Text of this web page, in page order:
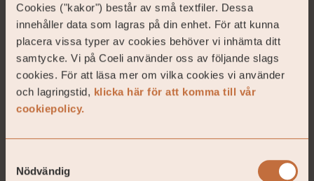
Cookies ("kakor") består av små textfiler. Dessa
innehåller data som lagras på din enhet. För att kunna
placera vissa typer av cookies behöver vi inhämta ditt
samtycke. Vi på Coeli använder oss av följande slags
cookies. För att läsa mer om vilka cookies vi använder
och lagringstid, klicka här för att komma till vår
cookiepolicy.
Nödvändig
USA:s ledning påminner om ett oligarkiskt styre och
vi kan tycka det är minst sagt patetiskt att samma
gäng som donerat pengar till Trump och som stod i
givakt i samband med hans installationsdag, nervöst
började påpekade hur mycket deras aktier sjunkit
och att något borde göras, vilket såklart bidrog till
kapitulationen den 9 april. Det var detta ni bugade